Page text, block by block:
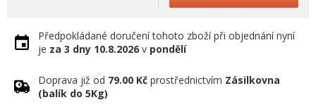
Předpokládané doručení tohoto zboží při objednání nyní
je za 3 dny 10.8.2026 v pondělí
Doprava již od 79.00 Kč prostřednictvím Zásilkovna
(balík do 5Kg)